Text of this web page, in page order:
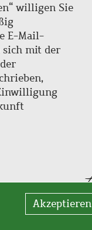
willigen Sie
E-Mail-
sich mit der
Akzeptieren